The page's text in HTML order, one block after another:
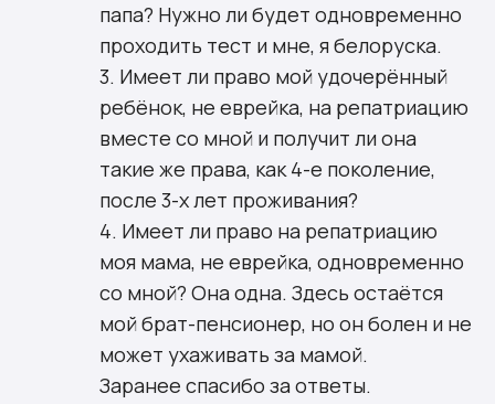
папа? Нужно ли будет одновременно
проходить тест и мне, я белоруска.
3. Имеет ли право мой удочерённый
ребёнок, не еврейка, на репатриацию
вместе со мной и получит ли она
такие же права, как 4-е поколение,
после 3-х лет проживания?
4. Имеет ли право на репатриацию
моя мама, не еврейка, одновременно
со мной? Она одна. Здесь остаётся
мой брат-пенсионер, но он болен и не
может ухаживать за мамой.
Заранее спасибо за ответы.